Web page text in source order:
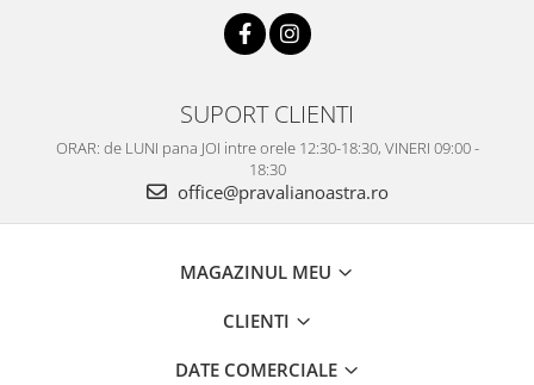
SUPORT CLIENTI
ORAR: de LUNI pana JOI intre orele 12:30-18:30, VINERI 09:00 -
18:30
office@pravalianoastra.ro
MAGAZINUL MEU
CLIENTI
DATE COMERCIALE